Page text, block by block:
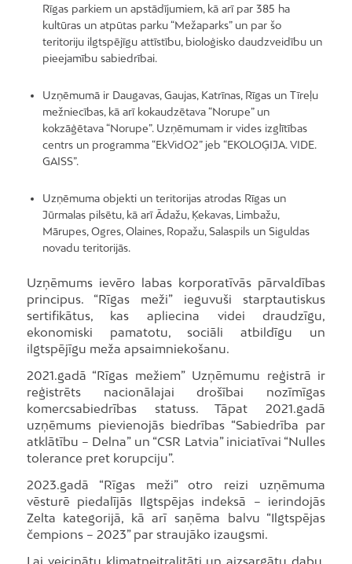
Rīgas parkiem un apstādījumiem, kā arī par 385 ha
kultūras un atpūtas parku “Mežaparks” un par šo
teritoriju ilgtspējīgu attīstību, bioloģisko daudzveidību un
pieejamību sabiedrībai.
Uzņēmumā ir Daugavas, Gaujas, Katrīnas, Rīgas un Tīreļu
mežniecības, kā arī kokaudzētava “Norupe” un
kokzāģētava “Norupe”. Uzņēmumam ir vides izglītības
centrs un programma “EkVidO2” jeb “EKOLOĢIJA. VIDE.
GAISS”.
Uzņēmuma objekti un teritorijas atrodas Rīgas un
Jūrmalas pilsētu, kā arī Ādažu, Ķekavas, Limbažu,
Mārupes, Ogres, Olaines, Ropažu, Salaspils un Siguldas
novadu teritorijās.
Uzņēmums ievēro labas korporatīvās pārvaldības
principus. “Rīgas meži” ieguvuši starptautiskus
sertifikātus, kas apliecina videi draudzīgu,
ekonomiski pamatotu, sociāli atbildīgu un
ilgtspējīgu meža apsaimniekošanu.
2021.gadā “Rīgas mežiem” Uzņēmumu reģistrā ir
reģistrēts nacionālajai drošībai nozīmīgas
komercsabiedrības statuss. Tāpat 2021.gadā
uzņēmums pievienojās biedrības “Sabiedrība par
atklātību – Delna” un “CSR Latvia” iniciatīvai “Nulles
tolerance pret korupciju”.
2023.gadā “Rīgas meži” otro reizi uzņēmuma
vēsturē piedalījās Ilgtspējas indeksā – ierindojās
Zelta kategorijā, kā arī saņēma balvu “Ilgtspējas
čempions – 2023” par straujāko izaugsmi.
Lai veicinātu klimatneitralitāti un aizsargātu dabu,